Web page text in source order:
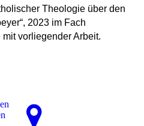
Theologie über den
2023 im Fach
vorliegender Arbeit.